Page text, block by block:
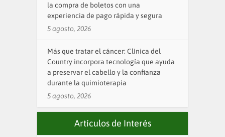
la compra de boletos con una
experiencia de pago rápida y segura
5 agosto, 2026
Más que tratar el cáncer: Clínica del
Country incorpora tecnología que ayuda
a preservar el cabello y la confianza
durante la quimioterapia
5 agosto, 2026
Artículos de Interés